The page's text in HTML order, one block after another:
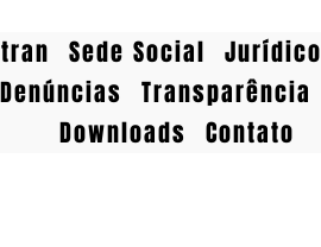
Sede Social Jurídico
Denúncias Transparência
Downloads
Contato